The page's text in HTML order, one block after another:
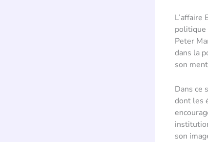
politique
Peter
dans la
son
Dans ce
dont les
son